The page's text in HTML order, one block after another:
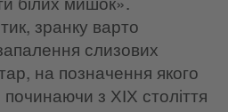
зранку варто
слизових
на позначення якого
з ХІХ століття